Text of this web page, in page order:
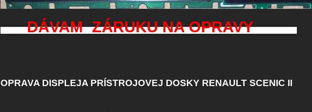
DÁVAM ZÁRUKU NA OPRAVY
OPRAVA DISPLEJA PRÍSTROJOVEJ DOSKY RENAULT SCENIC II